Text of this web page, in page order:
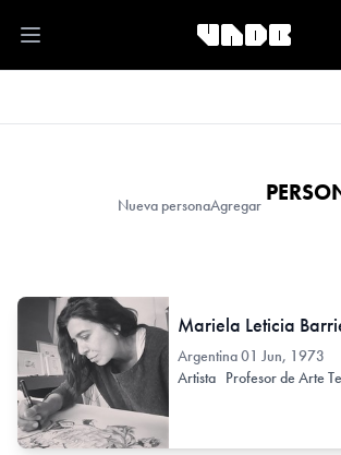
Open main menu
Nueva personaAgregar
Mariela Leticia
Argentina01 Jun, 1973
Artista Profesor de Arte